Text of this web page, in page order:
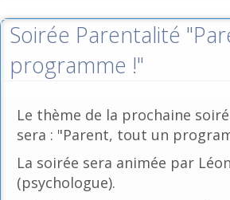
Soirée Parentalité
programme !"
Le thème de la prochaine
sera : "Parent, tout un
La soirée sera animée par
(psychologue).